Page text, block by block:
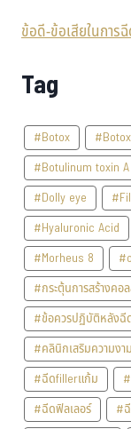
ข้อดี-ข้อเสียในการ
Tag
#Botox
#Botulinum toxin A
#Dolly eye
#Hyaluronic Acid
#Morheus 8
#กระตุ้นการสร้างคอ
#ข้อควรปฏิบัติหลังฉี
#คลินิกเสริมความงา
#ฉีดfillerแก้ม
#ฉีดฟิลเลอร์
#